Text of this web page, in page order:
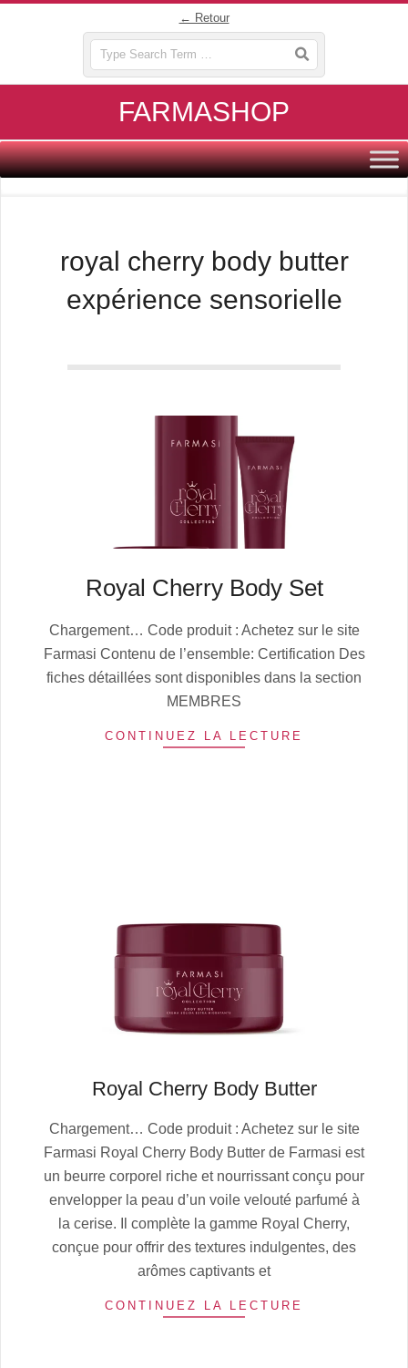
← Retour
FARMASHOP
Primary
Navigation
royal cherry body butter
expérience sensorielle
Royal Cherry Body Set
10-
13
Chargement… Code produit : Achetez sur le site
Farmasi Contenu de l’ensemble: Certification Des
fiches détaillées sont disponibles dans la section
MEMBRES
CONTINUEZ LA LECTURE
Royal Cherry Body Butter
10-
13
Chargement… Code produit : Achetez sur le site
Farmasi Royal Cherry Body Butter de Farmasi est
un beurre corporel riche et nourrissant conçu pour
envelopper la peau d’un voile velouté parfumé à
la cerise. Il complète la gamme Royal Cherry,
conçue pour offrir des textures indulgentes, des
arômes captivants et
CONTINUEZ LA LECTURE